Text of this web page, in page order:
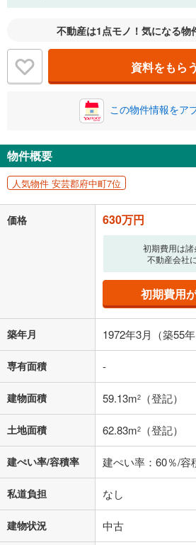
0万円
自己資金から住宅購入にかけられる
閉じる
ボーナス
0円
ナス時の増額分（1回分）を入力して
ボーナス払いの限度額は金融機関に
閉じる
月々の返済額 16,353
「金利」については、ご利用を予定されてい
上、ご自身での入力をお願いいたします。
る値は、実際の金融機関等における貸出金
の金融機関等における貸出金利を何ら保証
済方法「元利均等返済」にて算出しており
適用した場合の計算結果を表示しています。
その他月額費用や、初期費用がかかります
借り入れの際は各金融機関等に、必ずご自
す。
条件によってお借り入れができないことがあ
不動産は1点モノ！気になる物
資料をもらう
この物件情報をア
物件概要
人気物件 安芸郡府中町7位
価格 630万円
初期費用は諸
不動産会社
初期費用
築年月 1972年3月（築55年
専有面積 -
建物面積 59.13m2 （登記）
土地面積 62.83m2 （登記）
建ぺい率/容積率 建ぺい率：60％/容
私道負担 なし
建物状況 中古